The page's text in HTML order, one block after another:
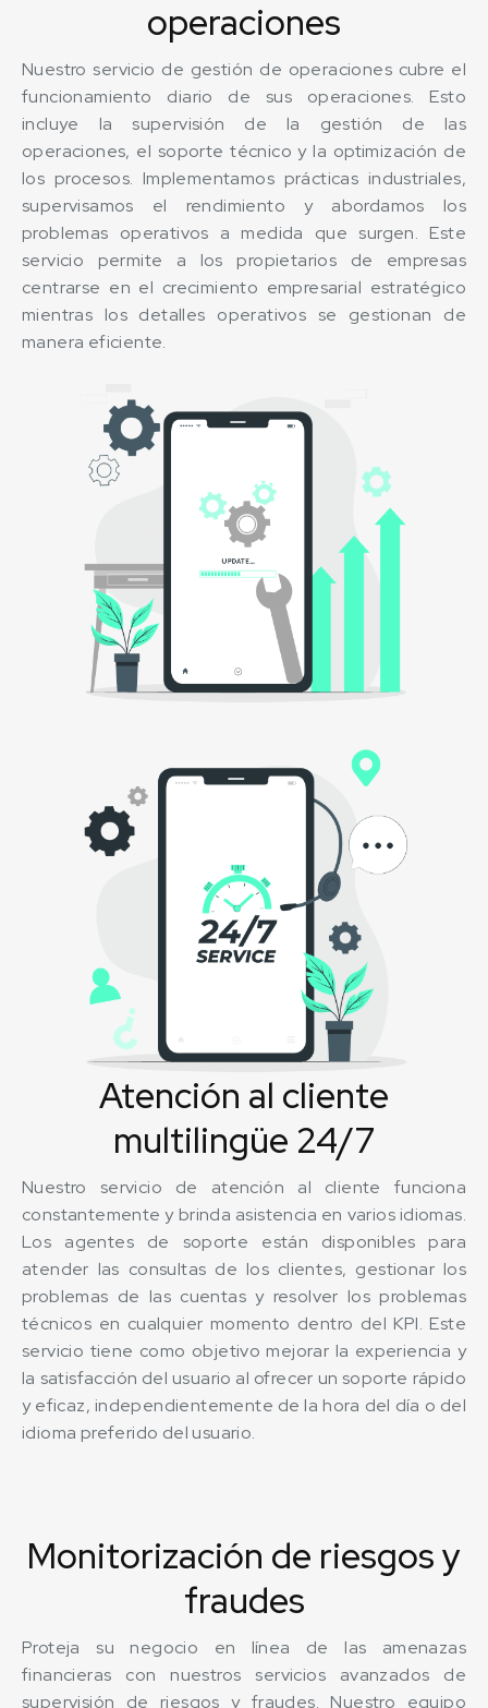
operaciones
Nuestro servicio de gestión de operaciones cubre el
funcionamiento diario de sus operaciones. Esto
incluye la supervisión de la gestión de las
operaciones, el soporte técnico y la optimización de
los procesos. Implementamos prácticas industriales,
supervisamos el rendimiento y abordamos los
problemas operativos a medida que surgen. Este
servicio permite a los propietarios de empresas
centrarse en el crecimiento empresarial estratégico
mientras los detalles operativos se gestionan de
manera eficiente.
Atención al cliente
multilingüe 24/7
Nuestro servicio de atención al cliente funciona
constantemente y brinda asistencia en varios idiomas.
Los agentes de soporte están disponibles para
atender las consultas de los clientes, gestionar los
problemas de las cuentas y resolver los problemas
técnicos en cualquier momento dentro del KPI. Este
servicio tiene como objetivo mejorar la experiencia y
la satisfacción del usuario al ofrecer un soporte rápido
y eficaz, independientemente de la hora del día o del
idioma preferido del usuario.
Monitorización de riesgos y
fraudes
Proteja su negocio en línea de las amenazas
financieras con nuestros servicios avanzados de
supervisión de riesgos y fraudes. Nuestro equipo